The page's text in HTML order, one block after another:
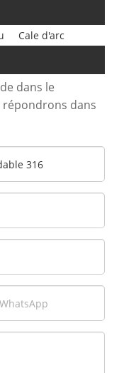
Cale d'arc
dans le
dans